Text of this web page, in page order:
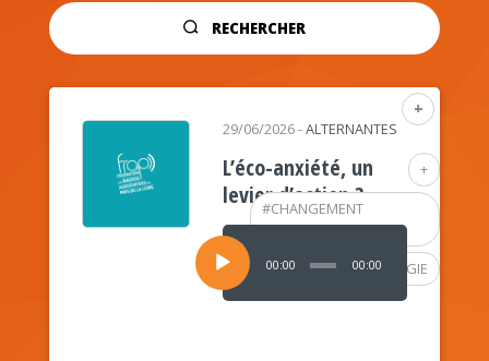
RECHERCHER
+
+
#CHANGEMENT
CLIMATIQUE
#PSYCHOLOGIE
29/06/2026-ALTERNANTES
L’éco-anxiété, un
levier d’action ?
Lecteur
audio
00:00 00:00